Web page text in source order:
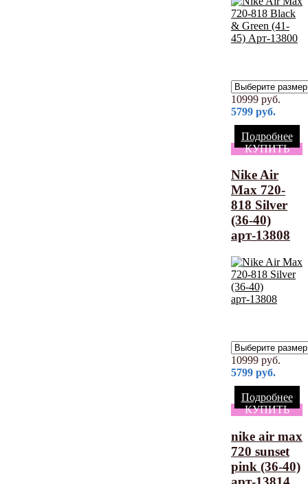
10999 руб.
5799 руб.
Подробнее
КУПИТЬ
Nike Air
Max 720-
818 Silver
(36-40)
арт-13808
10999 руб.
5799 руб.
Подробнее
КУПИТЬ
nike air max
720 sunset
pink (36-40)